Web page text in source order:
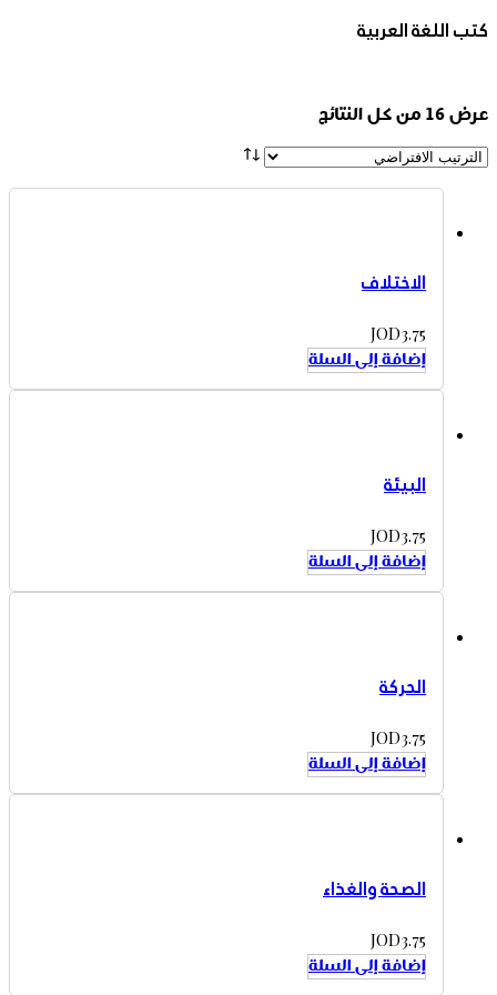
كتب اللغة العربية
عرض ⁦16⁩ من كل النتائج
الاختلاف
JOD3.75
إضافة إلى السلة
البيئة
JOD3.75
إضافة إلى السلة
الحركة
JOD3.75
إضافة إلى السلة
الصحة والغذاء
JOD3.75
إضافة إلى السلة